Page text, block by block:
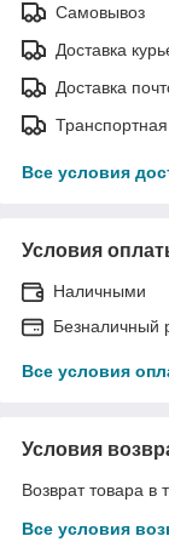
Самовывоз
Доставка
Доставка
Все условия
Условия
Наличными
Безналичный
Все условия
Условия
Возврат товара в
Все условия